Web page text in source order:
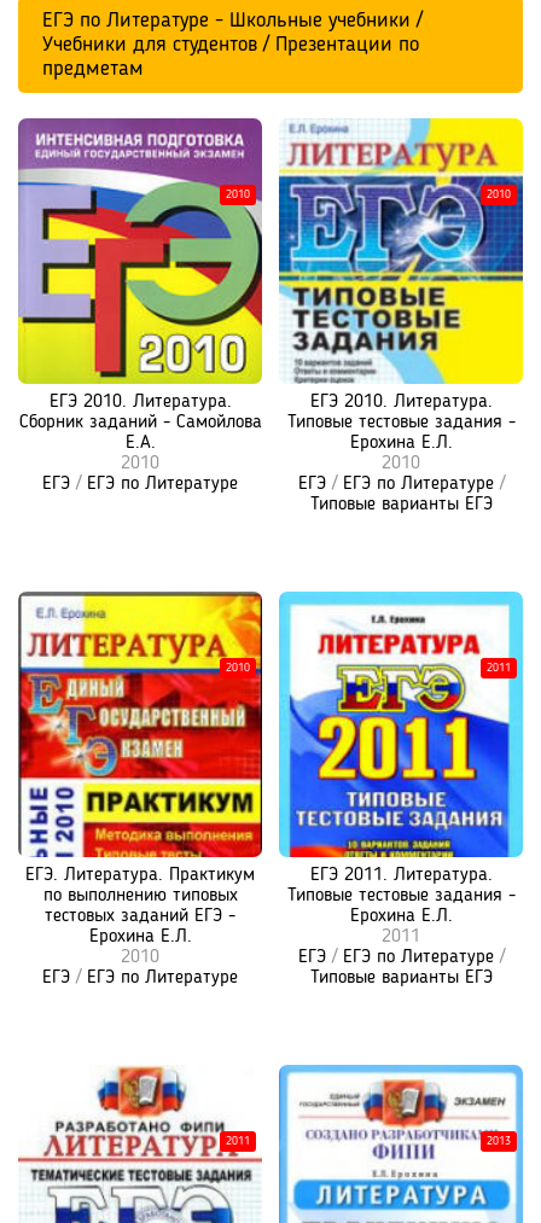
ЕГЭ по Литературе - Школьные учебники /
Учебники для студентов / Презентации по
предметам
ЕГЭ 2010. Литература.
Сборник заданий - Самойлова
Е.А.
2010
ЕГЭ / ЕГЭ по Литературе
2010
ЕГЭ 2010. Литература.
Типовые тестовые задания -
Ерохина Е.Л.
2010
ЕГЭ/ ЕГЭ по Литературе/
Типовые варианты ЕГЭ
2010
ЕГЭ. Литература. Практикум
по выполнению типовых
тестовых заданий ЕГЭ -
Ерохина Е.Л.
2010
ЕГЭ / ЕГЭ по Литературе
2010
ЕГЭ 2011. Литература.
Типовые тестовые задания -
Ерохина Е.Л.
2011
ЕГЭ/ ЕГЭ по Литературе/
Типовые варианты ЕГЭ
2011
2011 2013